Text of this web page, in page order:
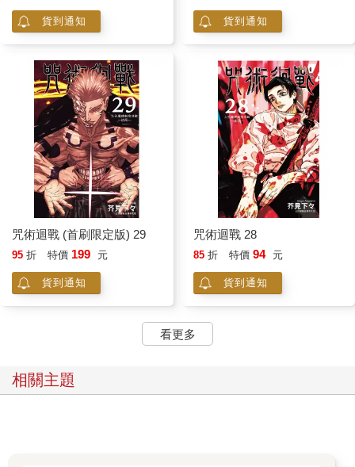
貨到通知 貨到通知
咒術迴戰 (首刷限定版) 29
95 折 特價 199 元
貨到通知
咒術迴戰 28
85 折 特價 94 元
貨到通知
看更多
相關主題